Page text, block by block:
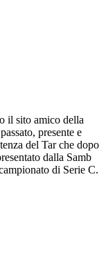
il sito amico della
presente e
del Tar che dopo
dalla Samb
di Serie C.